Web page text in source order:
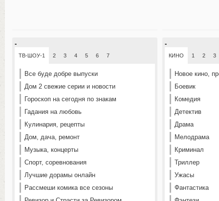
-
ТВ-ШОУ-1 2 3 4 5 6 7
Все буде добре выпуски
Дом 2 свежие серии и новости
Гороскоп на сегодня по знакам
Гадания на любовь
Кулинария, рецепты
Дом, дача, ремонт
Музыка, концерты
Спорт, соревнования
Лучшие дорамы онлайн
Рассмеши комика все сезоны
-
КИНО 1 2 3
Новое кино,
Боевик
Комедия
Детектив
Драма
Мелодрама
Криминал
Триллер
Ужасы
Фантастика